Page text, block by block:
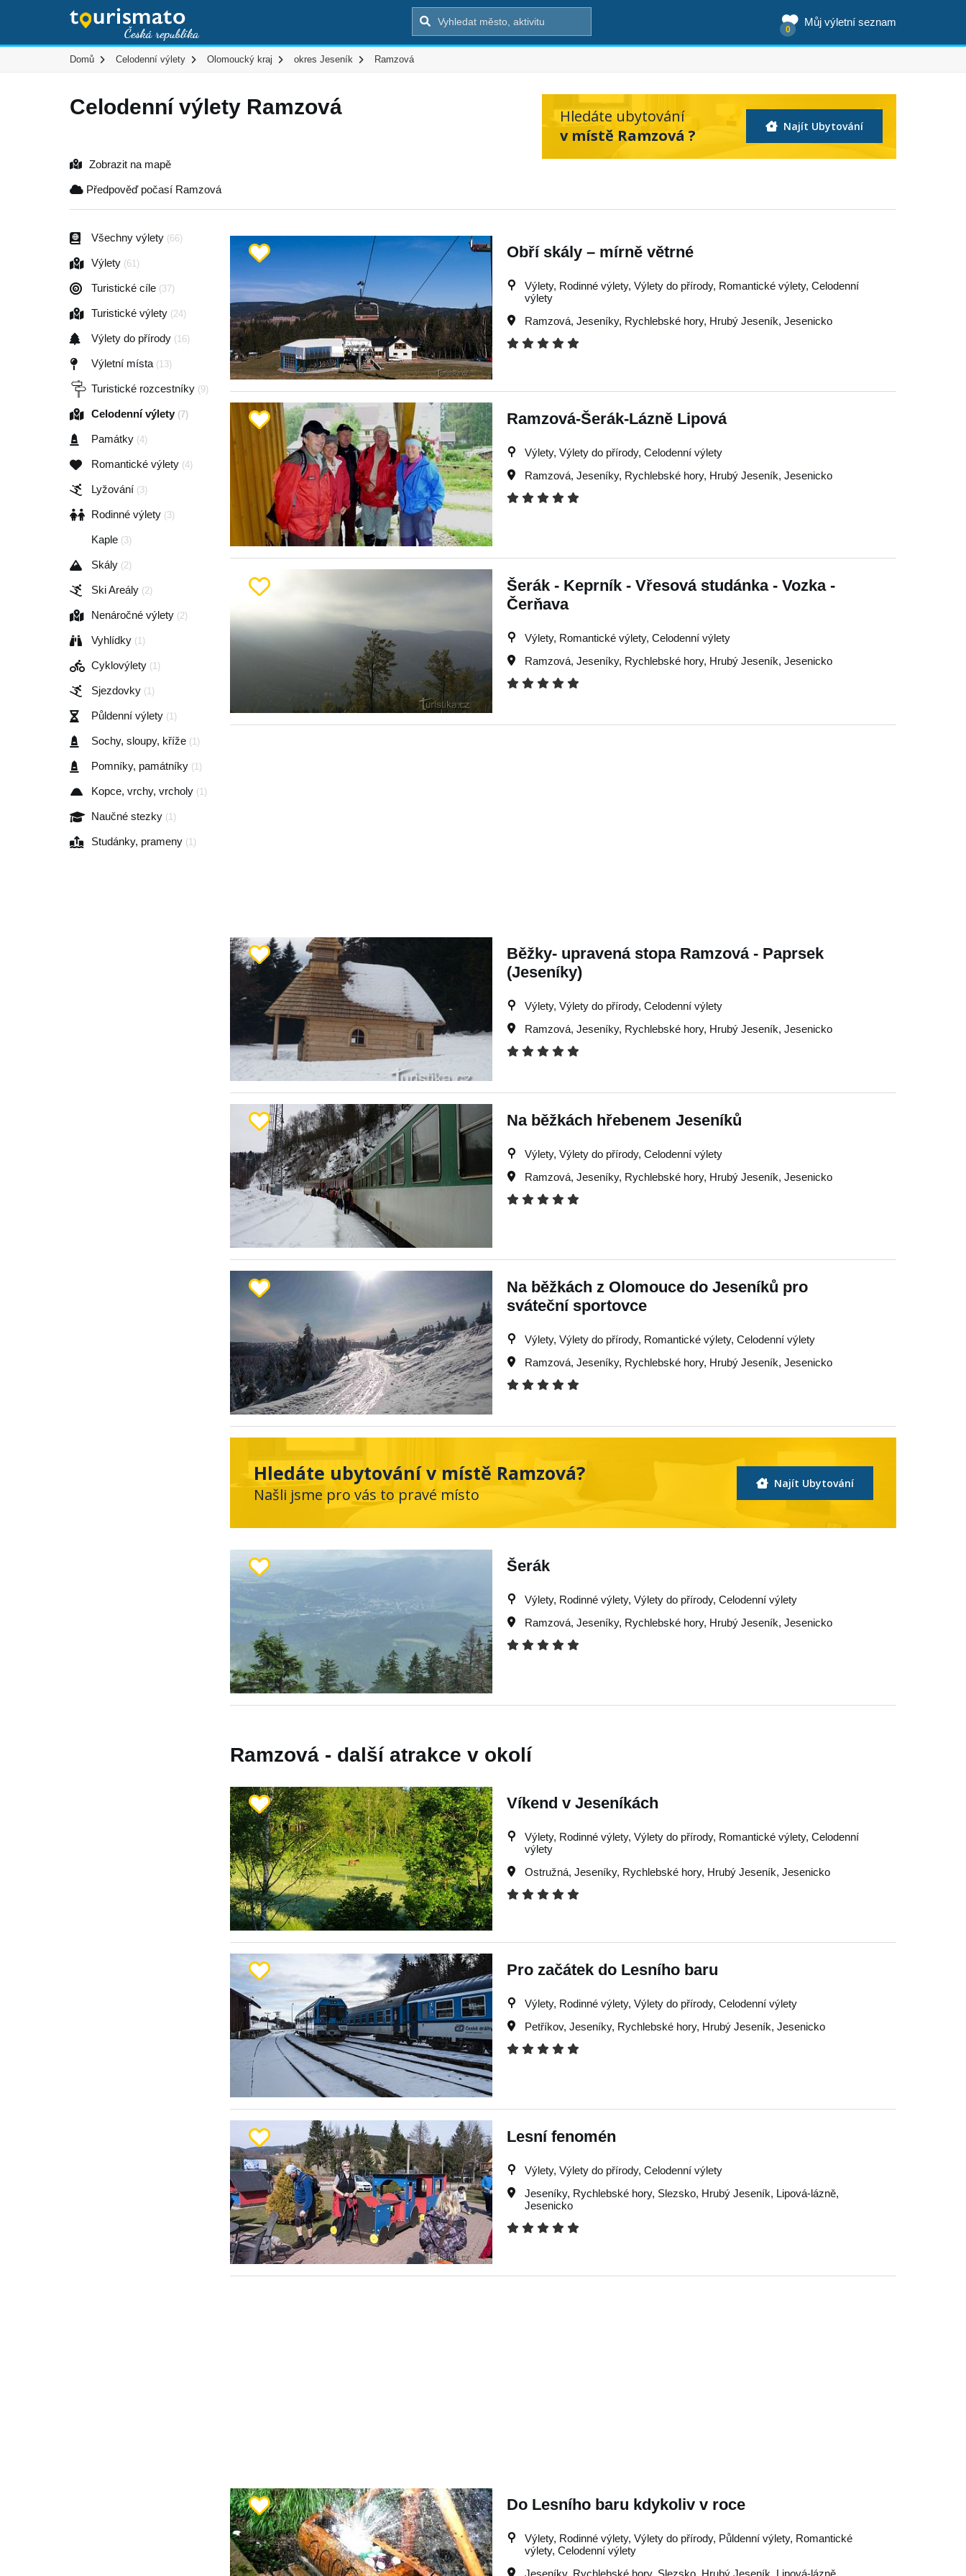
Můj výletní seznam
0
Domů Celodenní výlety Olomoucký kraj okres Jeseník Ramzová
Celodenní výlety Ramzová
Hledáte ubytování
v místě Ramzová ?
Najít Ubytování
Zobrazit na mapě
Předpověď počasí Ramzová
Všechny výlety (66)
Výlety (61)
Turistické cíle (37)
Turistické výlety (24)
Výlety do přírody (16)
Výletní místa (13)
Turistické rozcestníky (9)
Celodenní výlety (7)
Památky (4)
Romantické výlety (4)
Lyžování (3)
Rodinné výlety (3)
Kaple (3)
Skály (2)
Ski Areály (2)
Nenáročné výlety (2)
Vyhlídky (1)
Cyklovýlety (1)
Sjezdovky (1)
Půldenní výlety (1)
Sochy, sloupy, kříže (1)
Pomníky, památníky (1)
Kopce, vrchy, vrcholy (1)
Naučné stezky (1)
Studánky, prameny (1)
Obří skály – mírně větrné
Výlety, Rodinné výlety, Výlety do přírody, Romantické výlety, Celodenní
výlety
Ramzová, Jeseníky, Rychlebské hory, Hrubý Jeseník, Jesenicko
Ramzová-Šerák-Lázně Lipová
Výlety, Výlety do přírody, Celodenní výlety
Ramzová, Jeseníky, Rychlebské hory, Hrubý Jeseník, Jesenicko
Šerák - Keprník - Vřesová studánka - Vozka -
Čerňava
Výlety, Romantické výlety, Celodenní výlety
Ramzová, Jeseníky, Rychlebské hory, Hrubý Jeseník, Jesenicko
Běžky- upravená stopa Ramzová - Paprsek
(Jeseníky)
Výlety, Výlety do přírody, Celodenní výlety
Ramzová, Jeseníky, Rychlebské hory, Hrubý Jeseník, Jesenicko
Na běžkách hřebenem Jeseníků
Výlety, Výlety do přírody, Celodenní výlety
Ramzová, Jeseníky, Rychlebské hory, Hrubý Jeseník, Jesenicko
Na běžkách z Olomouce do Jeseníků pro
sváteční sportovce
Výlety, Výlety do přírody, Romantické výlety, Celodenní výlety
Ramzová, Jeseníky, Rychlebské hory, Hrubý Jeseník, Jesenicko
Hledáte ubytování v místě Ramzová?
Našli jsme pro vás to pravé místo
Najít Ubytování
Šerák
Výlety, Rodinné výlety, Výlety do přírody, Celodenní výlety
Ramzová, Jeseníky, Rychlebské hory, Hrubý Jeseník, Jesenicko
Ramzová - další atrakce v okolí
Víkend v Jeseníkách
Výlety, Rodinné výlety, Výlety do přírody, Romantické výlety, Celodenní
výlety
Ostružná, Jeseníky, Rychlebské hory, Hrubý Jeseník, Jesenicko
Pro začátek do Lesního baru
Výlety, Rodinné výlety, Výlety do přírody, Celodenní výlety
Petříkov, Jeseníky, Rychlebské hory, Hrubý Jeseník, Jesenicko
Lesní fenomén
Výlety, Výlety do přírody, Celodenní výlety
Jeseníky, Rychlebské hory, Slezsko, Hrubý Jeseník, Lipová-lázně,
Jesenicko
Do Lesního baru kdykoliv v roce
Výlety, Rodinné výlety, Výlety do přírody, Půldenní výlety, Romantické
výlety, Celodenní výlety
Jeseníky, Rychlebské hory, Slezsko, Hrubý Jeseník Lipová-lázně,